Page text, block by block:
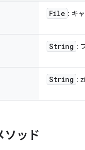
File : キ
String :
String :
ソッド